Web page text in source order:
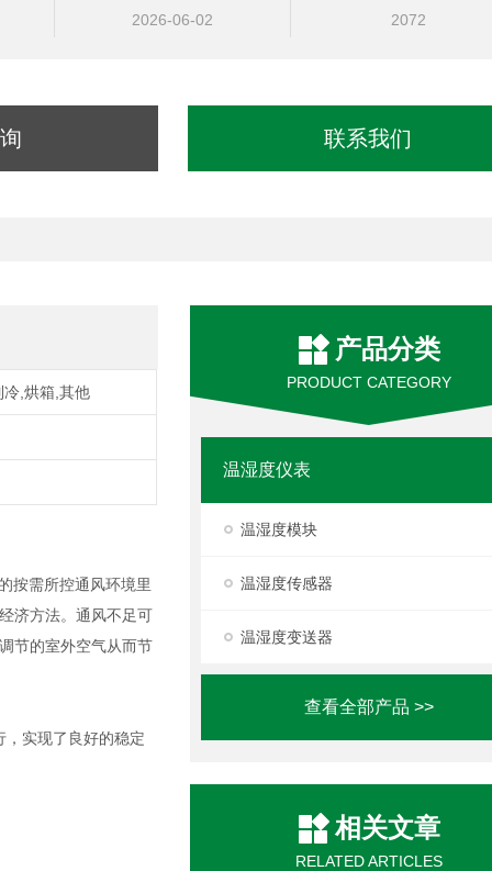
2026-06-02 2072
联系我们
产品分类
PRODUCT CATEGORY
温湿度仪表
温湿度模块
温湿度传感器
温湿度变送器
查看全部产品 >>
相关文章
RELATED ARTICLES
,烘箱,其他
按需所控通风环境里
济方法。通风不足可
节的室外空气从而节
实现了良好的稳定